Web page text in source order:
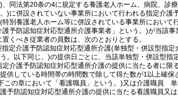
、同法第20条の4に規定する養護老人ホーム、病院、
)に併設されていない事業所において行われる指定介護
(特別養護老人ホーム等に併設されている事業所におい
予防認知症対応型通所介護事業者」という。)が当該事
置くべき従業者の員数は、次のとおりとする。
定介護予防認知症対応型通所介護(単独型・併設型指定
。以下同じ。)の提供日ごとに、当該単独型・併設型指
介護予防認知症対応型通所介護の提供に当たる者に限
供している時間帯の時間数で除して得た数が1以上確保
この章において「看護職員」という。)又は介護職員 単
予防認知症対応型通所介護の提供に当たる看護職員又